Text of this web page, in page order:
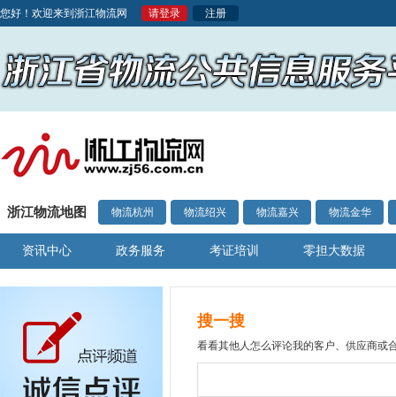
您好！欢迎来到浙江物流网 请登录 注册
浙江物流地图 物流杭州 物流绍兴 物流嘉兴 物流金华
资讯中心 政务服务 考证培训 零担大数据
搜一搜
看看其他人怎么评论我的客户、供应商或